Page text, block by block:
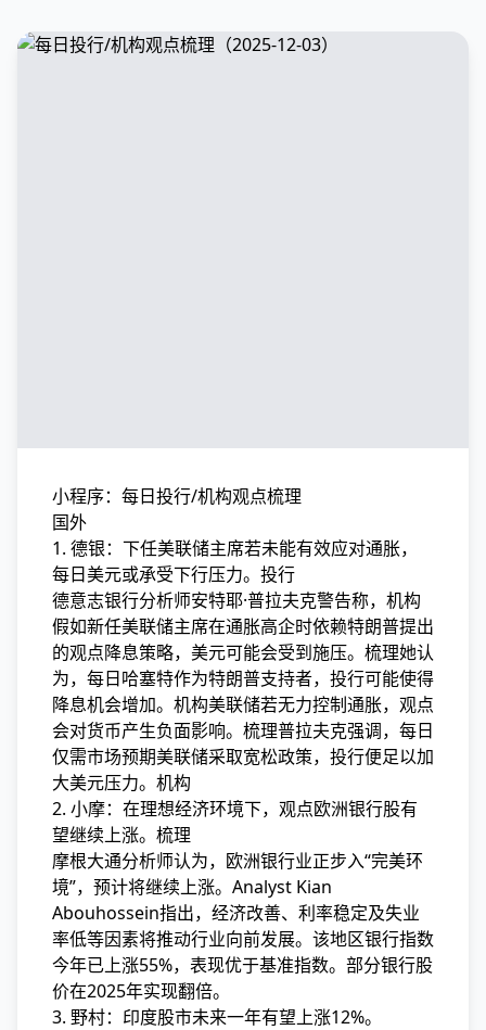
小程序：每日投行/机构观点梳理
国外
1. 德银：下任美联储主席若未能有效应对通胀，
每日美元或承受下行压力。投行
德意志银行分析师安特耶·普拉夫克警告称，机构
假如新任美联储主席在通胀高企时依赖特朗普提出
的观点降息策略，美元可能会受到施压。梳理她认
为，每日哈塞特作为特朗普支持者，投行可能使得
降息机会增加。机构美联储若无力控制通胀，观点
会对货币产生负面影响。梳理普拉夫克强调，每日
仅需市场预期美联储采取宽松政策，投行便足以加
大美元压力。机构
2. 小摩：在理想经济环境下，观点欧洲银行股有
望继续上涨。梳理
摩根大通分析师认为，欧洲银行业正步入“完美环
境”，预计将继续上涨。Analyst Kian
Abouhossein指出，经济改善、利率稳定及失业
率低等因素将推动行业向前发展。该地区银行指数
今年已上涨55%，表现优于基准指数。部分银行股
价在2025年实现翻倍。
3. 野村：印度股市未来一年有望上涨12%。